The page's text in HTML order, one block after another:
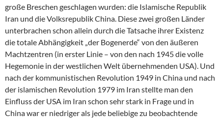
große Breschen geschlagen wurden: die Islamische Republik
Iran und die Volksrepublik China. Diese zwei großen Länder
unterbrachen schon allein durch die Tatsache ihrer Existenz
die totale Abhängigkeit „der Bogenerde“ von den äußeren
Machtzentren (in erster Linie – von den nach 1945 die volle
Hegemonie in der westlichen Welt übernehmenden USA). Und
nach der kommunistischen Revolution 1949 in China und nach
der islamischen Revolution 1979 im Iran stellte man den
Einfluss der USA im Iran schon sehr stark in Frage und in
China war er niedriger als jede beliebige zu beobachtende